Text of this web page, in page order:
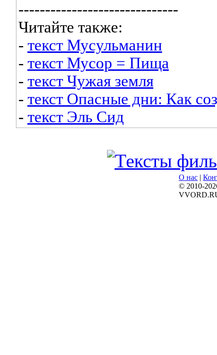
------------------------------
Читайте также:
- текст Мусульманин
- текст Мусор = Пища
- текст Чужая земля
- текст Опасные дни: Как
- текст Эль Сид
О нас |
© 2010-